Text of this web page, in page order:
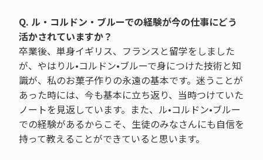
Q. ル・コルドン・ブルーでの経験が今の仕事にどう
活かされていますか？
卒業後、単身イギリス、フランスと留学をしました
が、やはりル•コルドン•ブルーで身につけた技術と知
識が、私のお菓子作りの永遠の基本です。迷うことが
あった時には、今も基本に立ち返り、当時つけていた
ノートを見返しています。また、ル•コルドン•ブルー
での経験があるからこそ、生徒のみなさんにも自信を
持って教えることができていると思います。